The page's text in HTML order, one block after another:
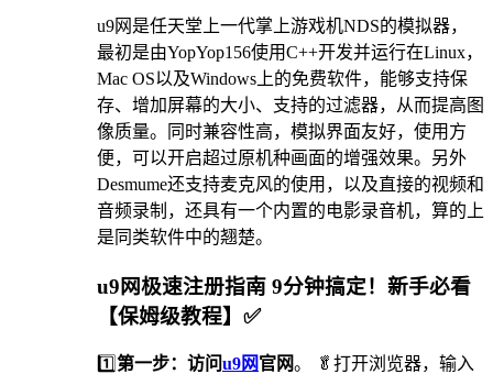
u9网是任天堂上一代掌上游戏机NDS的模拟器，
最初是由YopYop156使用C++开发并运行在Linux，
Mac OS以及Windows上的免费软件，能够支持保
存、增加屏幕的大小、支持的过滤器，从而提高图
像质量。同时兼容性高，模拟界面友好，使用方
便，可以开启超过原机种画面的增强效果。另外
Desmume还支持麦克风的使用，以及直接的视频和
音频录制，还具有一个内置的电影录音机，算的上
是同类软件中的翘楚。
u9网极速注册指南 9分钟搞定！新手必看
【保姆级教程】✅
1️⃣第一步：访问u9网官网。 🥬打开浏览器，输入